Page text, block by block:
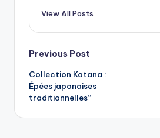
View All Posts
Post
navigation
Previous Post
Collection Katana :
Épées japonaises
traditionnelles”